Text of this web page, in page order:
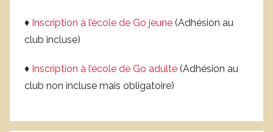
♦ Inscription à l’école de Go jeune (Adhésion au
club incluse)
♦ Inscription à l’école de Go adulte (Adhésion au
club non incluse mais obligatoire)